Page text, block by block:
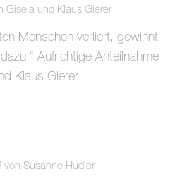
Gisela und Klaus Gierer
Menschen verliert, gewinnt
Aufrichtige Anteilnahme
Klaus Gierer
von Susanne Hudler